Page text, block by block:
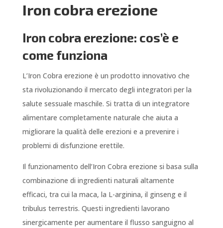
Iron cobra erezione
Iron cobra erezione: cos’è e
come funziona
L’Iron Cobra erezione è un prodotto innovativo che
sta rivoluzionando il mercato degli integratori per la
salute sessuale maschile. Si tratta di un integratore
alimentare completamente naturale che aiuta a
migliorare la qualità delle erezioni e a prevenire i
problemi di disfunzione erettile.
Il funzionamento dell’Iron Cobra erezione si basa sulla
combinazione di ingredienti naturali altamente
efficaci, tra cui la maca, la L-arginina, il ginseng e il
tribulus terrestris. Questi ingredienti lavorano
sinergicamente per aumentare il flusso sanguigno al